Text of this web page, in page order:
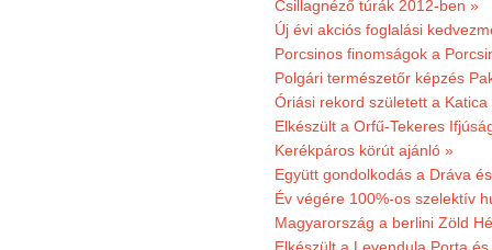
Csillagnéző túrák 2012-ben »
Új évi akciós foglalási
Porcsinos finomságok a
Polgári természetőr képzés
Óriási rekord született a Katica
Elkészült a Orfű-Tekeres
Kerékpáros körút ajánló »
Együtt gondolkodás a Dráva
Év végére 100%-os szelektív
Magyarország a berlini Zöld